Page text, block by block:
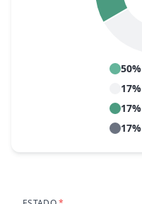
50%
17%
17%
17%